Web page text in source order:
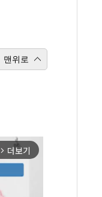
맨위로
arrow_forward_ios 더보기